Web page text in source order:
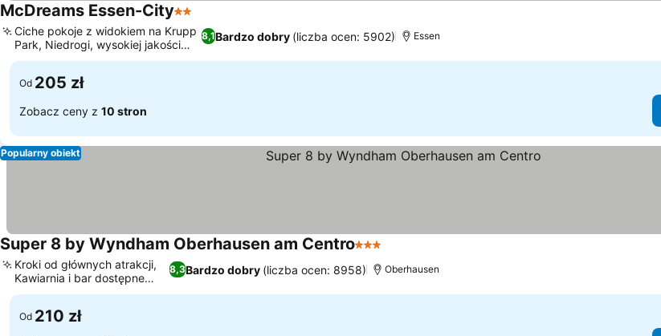
McDreams Essen-City2 Kategoria
8,1Bardzo dobry (liczba ocen: 5902)
Ciche pokoje z widokiem na Krupp
Park, Niedrogi, wysokiej jakości
design
Essen
Od 205 zł
Zobacz ceny z 10 stron
Popularny obiekt
Super 8 by Wyndham Oberhausen am Centro3 Kategoria
8,3Bardzo dobry (liczba ocen: 8958)
Kroki od głównych atrakcji,
Kawiarnia i bar dostępne
24/7
Oberhausen
Od 210 zł